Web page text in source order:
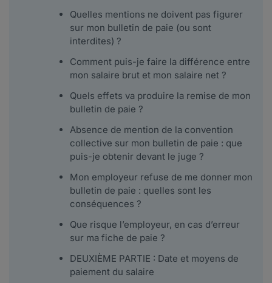
Quelles mentions ne doivent pas figurer
sur mon bulletin de paie (ou sont
interdites) ?
Comment puis-je faire la différence entre
mon salaire brut et mon salaire net ?
Quels effets va produire la remise de mon
bulletin de paie ?
Absence de mention de la convention
collective sur mon bulletin de paie : que
puis-je obtenir devant le juge ?
Mon employeur refuse de me donner mon
bulletin de paie : quelles sont les
conséquences ?
Que risque l’employeur, en cas d’erreur
sur ma fiche de paie ?
DEUXIÈME PARTIE : Date et moyens de
paiement du salaire